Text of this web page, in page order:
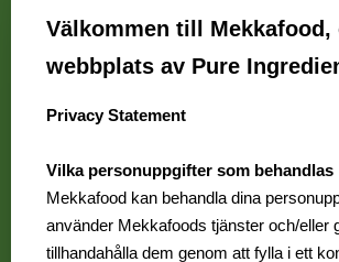
Recept och tips
Om Mekkafood
Var kan jag köpa?
Kontakt
Vanliga frågor
Välkommen till Mekkafood,
webbplats av Pure
select language
Privacy Statement
Vilka personuppgifter som behandlas
Mekkafood kan behandla dina
använder Mekkafoods tjänster och/eller
tillhandahålla dem genom att fylla i ett